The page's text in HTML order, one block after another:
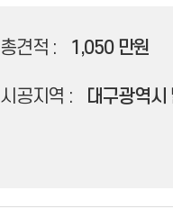
총견적 : 1,050 만원
시공지역 : 대구광역